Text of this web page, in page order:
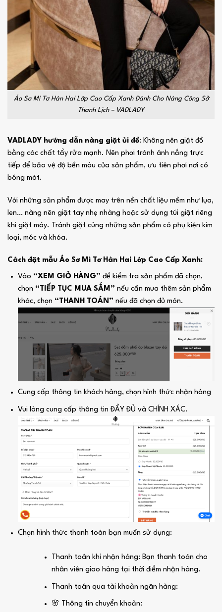
Áo Sơ Mi Tơ Hàn Hai Lớp Cao Cấp Xanh Dành Cho Nàng Công Sở
Thanh Lịch – VADLADY
VADLADY hướng dẫn nàng giặt ủi đồ: Không nên giặt đồ
bằng các chất tẩy rửa mạnh. Nên phơi tránh ánh nắng trực
tiếp để bảo vệ độ bền màu của sản phẩm, ưu tiên phơi nơi có
bóng mát.
Với những sản phẩm được may trên nền chất liệu mềm như lụa,
len… nàng nên giặt tay nhẹ nhàng hoặc sử dụng túi giặt riêng
khi giặt máy. Tránh giặt cùng những sản phẩm có phụ kiện kim
loại, móc và khóa.
Cách đặt mẫu Áo Sơ Mi Tơ Hàn Hai Lớp Cao Cấp Xanh:
Vào “XEM GIỎ HÀNG” để kiểm tra sản phẩm đã chọn,
chọn “TIẾP TỤC MUA SẮM” nếu cần mua thêm sản phẩm
khác, chọn “THANH TOÁN” nếu đã chọn đủ món.
Cung cấp thông tin khách hàng, chọn hình thức nhận hàng
Vui lòng cung cấp thông tin ĐẦY ĐỦ và CHÍNH XÁC.
Chọn hình thức thanh toán bạn muốn sử dụng:
Thanh toán khi nhận hàng: Bạn thanh toán cho
nhân viên giao hàng tại thời điểm nhận hàng.
Thanh toán qua tài khoản ngân hàng:
🌸 Thông tin chuyển khoản: